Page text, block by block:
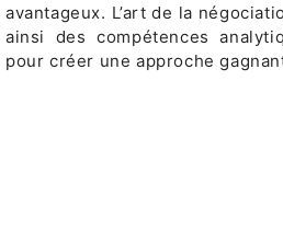
avantageux. L’art de la
ainsi des compétences
pour créer une approche